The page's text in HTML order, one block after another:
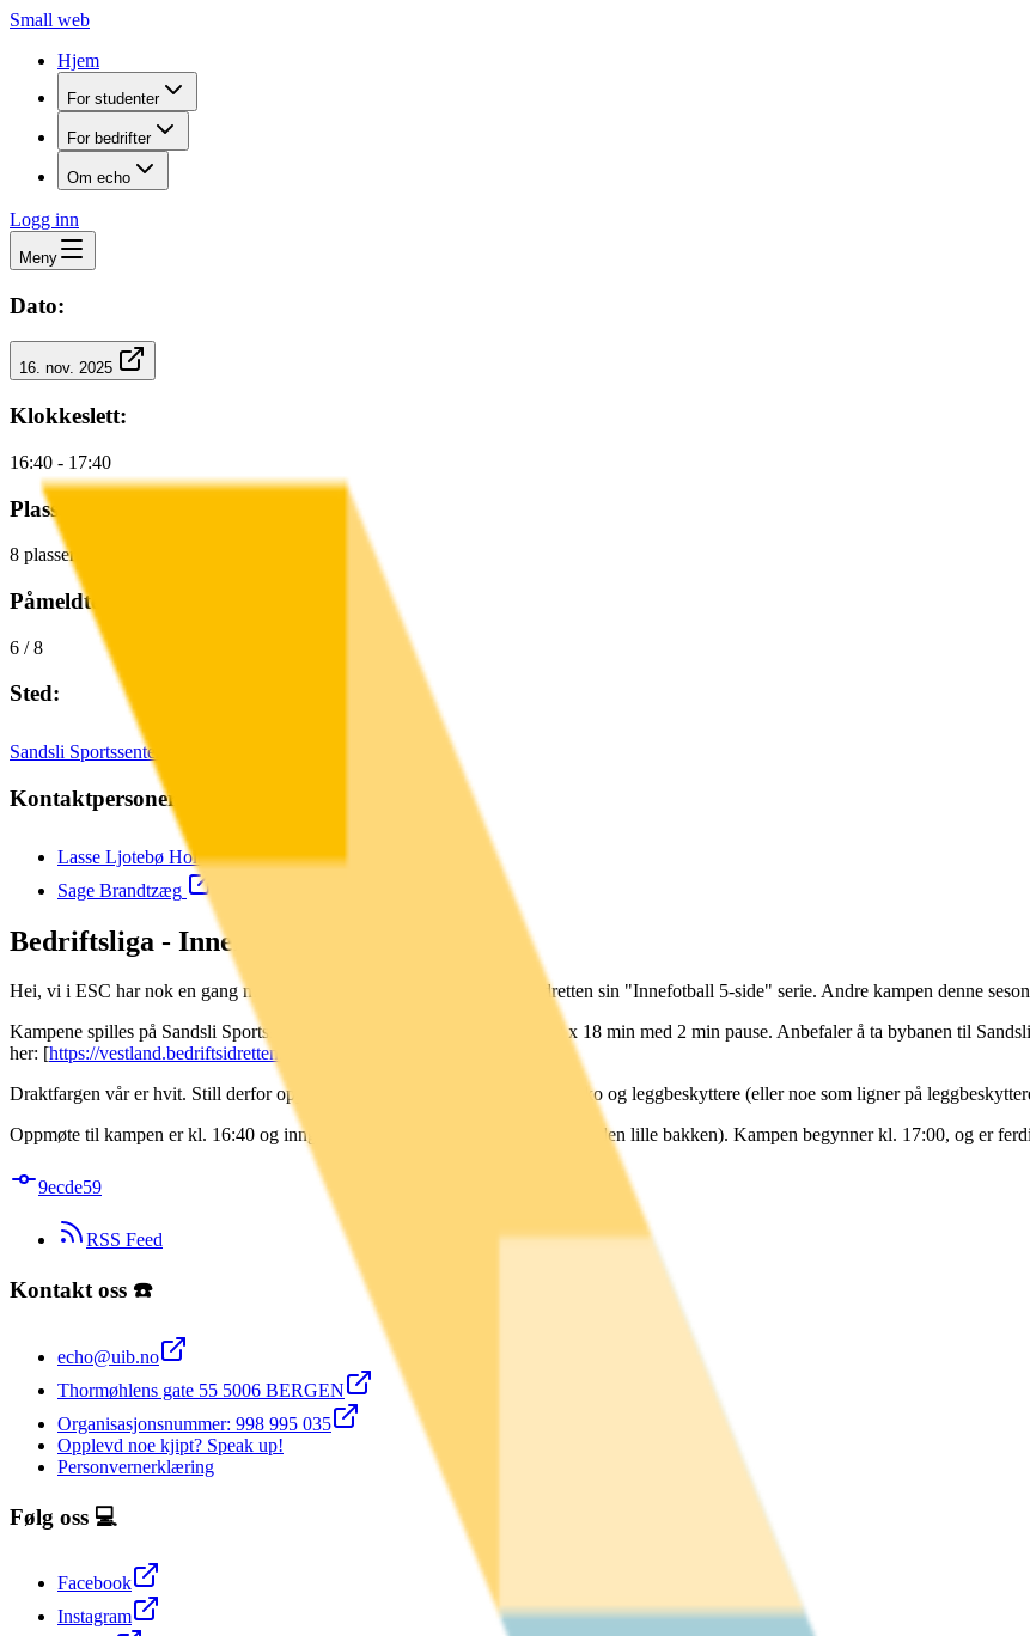
Small web
Hjem
For studenter
For bedrifter
Om echo
Logg inn
Meny
Dato:
16. nov. 2025
Klokkeslett:
16:40 - 17:40
Plasser:
8 plasser for
Påmeldte:
6 / 8
Sted:
Sandsli Sportssenter, Sandslihaugen 10
Kontaktpersoner:
Lasse Ljotebø Holt
Sage Brandtzæg
Bedriftsliga - Innefotball med ESC
Hei, vi i ESC har nok en gang meldt på et lag (Databrus FC) i bedriftsidretten sin "Innefotball 5-side" serie. Andre kampen denne
Kampene spilles på Sandsli Sportssenter - Adr: Sandslihaugen 10, og er 2 x 18 min med 2 min pause. Anbefaler å ta bybanen til
her: [https://vestland.bedriftsidretten.no/next/p/34216/fotball
Draktfargen vår er hvit. Still derfor opp med en hvit overdel i tillegg til innesko og leggbeskyttere (eller noe som ligner på
Oppmøte til kampen er kl. 16:40 og inngangen er på østreside av bygget (opp den lille bakken). Kampen begynner kl. 17:00, og er
9ecde59
RSS Feed
Kontakt oss ☎️
echo@uib.no
Thormøhlens gate 55 5006 BERGEN
Organisasjonsnummer: 998 995 035
Opplevd noe kjipt? Speak up!
Personvernerklæring
Følg oss 💻
Facebook
Instagram